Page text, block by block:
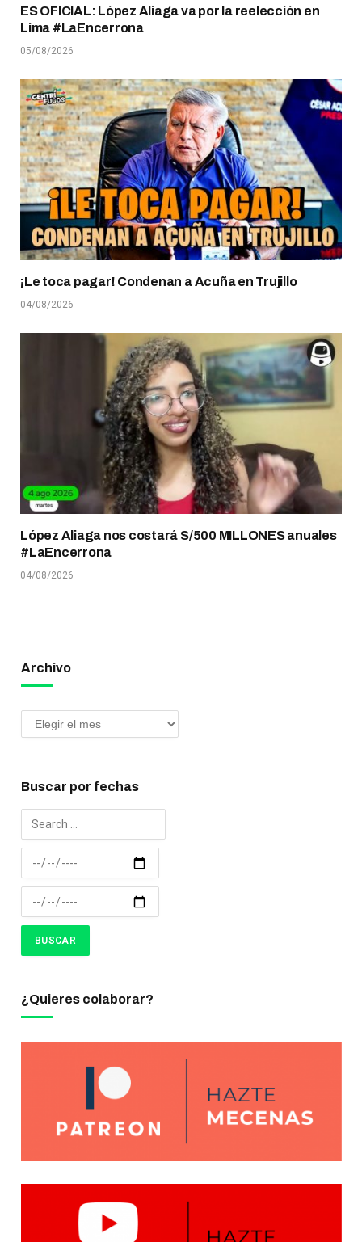
ES OFICIAL: López Aliaga va por la reelección en
Lima #LaEncerrona
05/08/2026
¡Le toca pagar! Condenan a Acuña en Trujillo
04/08/2026
López Aliaga nos costará S/500 MILLONES anuales
#LaEncerrona
04/08/2026
Archivo
Buscar por fechas
¿Quieres colaborar?